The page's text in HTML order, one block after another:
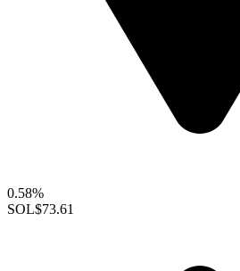
0.58%
SOL$73.61